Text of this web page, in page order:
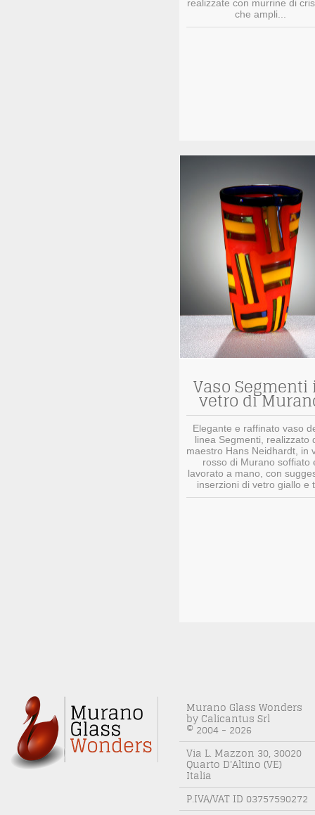
realizzate con murrine di
che ampli...
Vaso Segmenti
vetro di
Elegante e raffinato vaso
linea Segmenti, realizzato
maestro Hans Neidhardt, in
rosso di Murano soffiato
lavorato a mano, con
inserzioni di vetro giallo e
Murano Glass Wonders
by Calicantus Srl
© 2004 - 2026
Via L. Mazzon 30, 30020
Quarto D'Altino (VE)
Italia
P.IVA/VAT ID 03757590272